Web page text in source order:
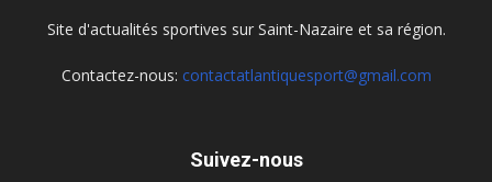
Site d'actualités sportives sur Saint-Nazaire et sa région.
Contactez-nous: contactatlantiquesport@gmail.com
Suivez-nous